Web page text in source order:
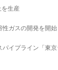
を生産
性ガスの開発を開始
パイプライン「東